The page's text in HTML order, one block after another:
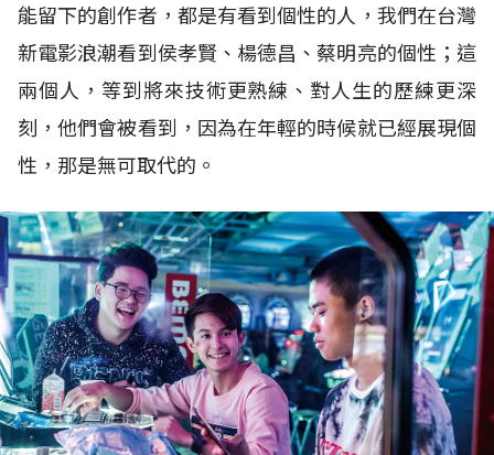
能留下的創作者，都是有看到個性的人，我們在台灣
新電影浪潮看到侯孝賢、楊德昌、蔡明亮的個性；這
兩個人，等到將來技術更熟練、對人生的歷練更深
刻，他們會被看到，因為在年輕的時候就已經展現個
性，那是無可取代的。